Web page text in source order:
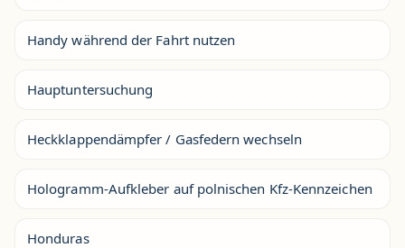
Handy während der Fahrt nutzen
Hauptuntersuchung
Heckklappendämpfer / Gasfedern wechseln
Hologramm-Aufkleber auf polnischen Kfz-Kennzeichen
Honduras